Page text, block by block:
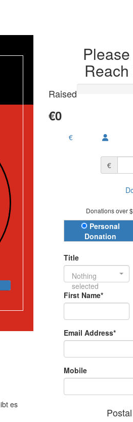
Raised
€0
€
€
Donations over
Donation Type
Personal
Donation
Title
Nothing
selected
First Name*
Email Address*
Mobile
es